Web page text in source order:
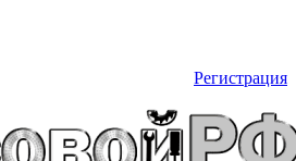
Регистрация